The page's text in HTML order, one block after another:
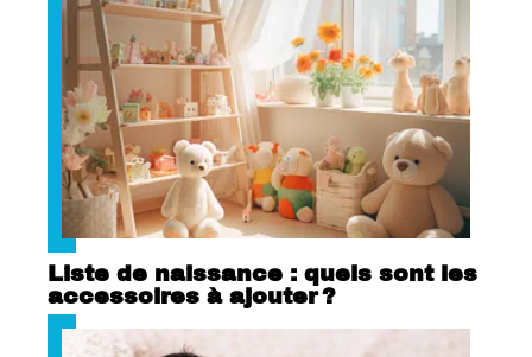
Liste de naissance : quels sont les
accessoires à ajouter ?